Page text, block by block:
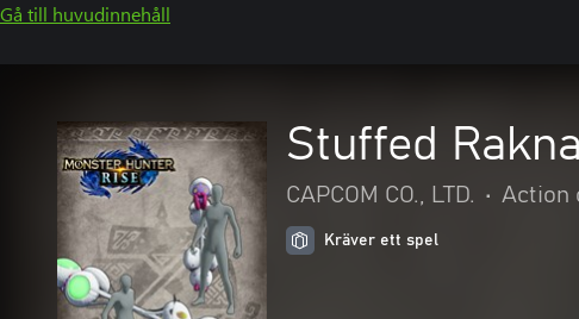
Gå till huvudinnehåll
Stuffed
CAPCOM CO., LTD. • Action
Kräver ett spel